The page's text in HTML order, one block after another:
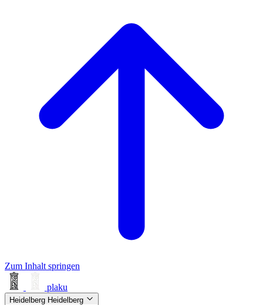
Zum Inhalt springen
plaku
Heidelberg Heidelberg